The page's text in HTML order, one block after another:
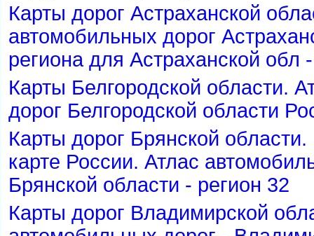
Карты дорог Астраханской
автомобильных дорог
региона для Астраханской обл
Карты Белгородской области.
дорог Белгородской области
Карты дорог Брянской
карте России. Атлас
Брянской области - регион 32
Карты дорог Владимирской